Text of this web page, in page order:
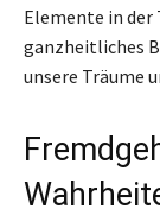
Elemente in der
ganzheitliches
unsere Träume